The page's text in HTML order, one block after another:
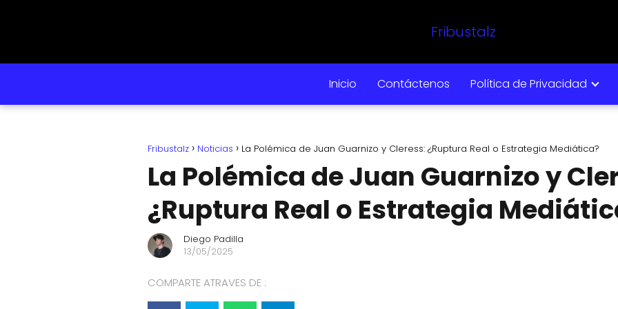
Fribustalz
Inicio Contáctenos Política de Privacidad
Fribustalz Noticias La Polémica de Juan Guarnizo y Cleress: ¿Ruptura Real o Estrategia Mediática?
La Polémica de Juan Guarnizo y
¿Ruptura Real o Estrategia
Diego Padilla
13/05/2025
COMPARTE ATRAVES DE :